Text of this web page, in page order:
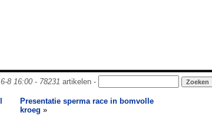
6-8 16:00- 78231 artikelen -
Presentatie sperma race in bomvolle
kroeg »